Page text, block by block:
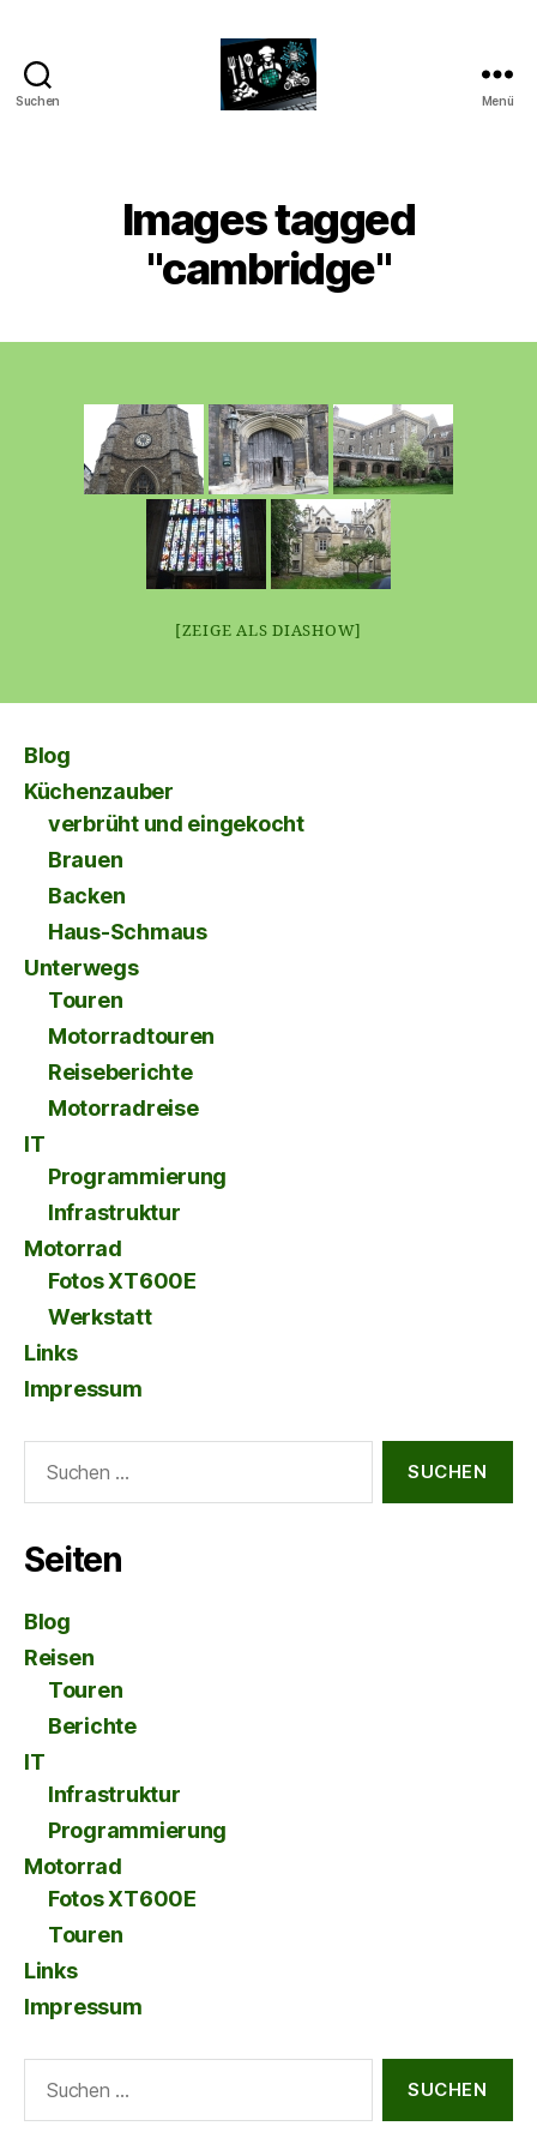
Suchen Menü
Images tagged
"cambridge"
[ZEIGE ALS DIASHOW]
Blog
Küchenzauber
verbrüht und eingekocht
Brauen
Backen
Haus-Schmaus
Unterwegs
Touren
Motorradtouren
Reiseberichte
Motorradreise
IT
Programmierung
Infrastruktur
Motorrad
Fotos XT600E
Werkstatt
Links
Impressum
nach:
Seiten
Blog
Reisen
Touren
Berichte
IT
Infrastruktur
Programmierung
Motorrad
Fotos XT600E
Touren
Links
Impressum
nach: